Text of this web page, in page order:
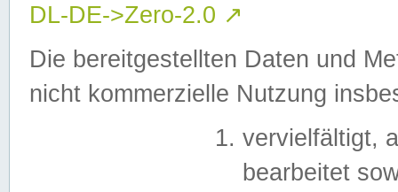
DL-DE->Zero-2.0 ↗
Die bereitgestellten Daten und
nicht kommerzielle Nutzung
vervielfältigt,
bearbeitet